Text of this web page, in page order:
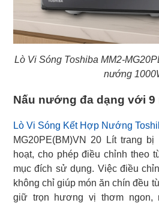
Lò Vi Sóng Toshiba MM2-
nướng
Nấu nướng đa dạng với
Lò Vi Sóng Kết Hợp Nướng
MG20PE(BM)VN 20 Lít trang
hoạt, cho phép điều chỉnh theo
mục đích sử dụng. Việc điều
không chỉ giúp món ăn chín đều
giữ trọn hương vị thơm ngon,